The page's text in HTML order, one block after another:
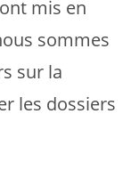
mis en
sommes
sur la
les dossiers